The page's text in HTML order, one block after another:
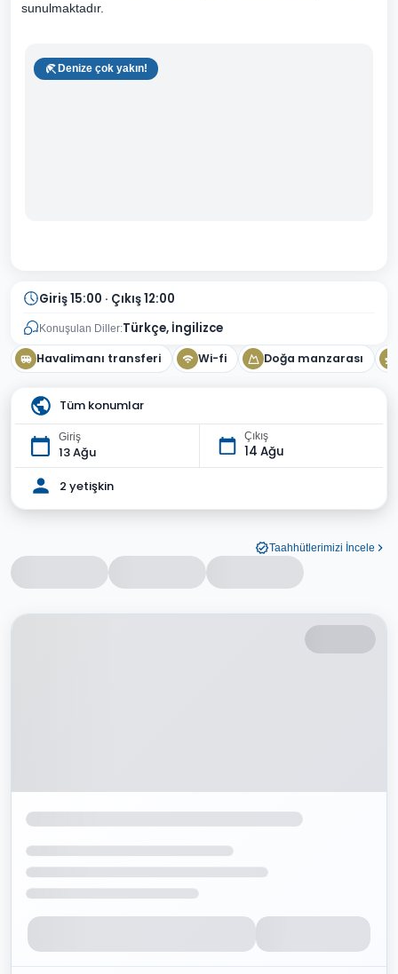
sunulmaktadır.
Denize çok yakın!
Giriş 15:00 · Çıkış 12:00
Konuşulan Diller:Türkçe, İngilizce
Havalimanı transferi Wi-fi Doğa manzarası
Tüm konumlar
Giriş
13 Ağu
Çıkış
14 Ağu
2 yetişkin
Taahhütlerimizi İncele